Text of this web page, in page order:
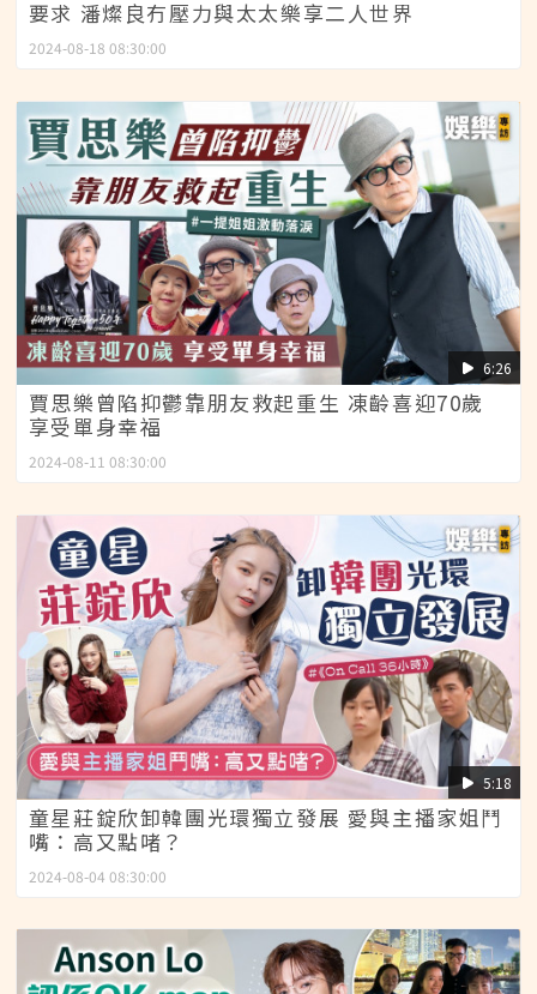
要求 潘燦良冇壓力與太太樂享二人世界
2024-08-18 08:30:00
6:26
賈思樂曾陷抑鬱靠朋友救起重生 凍齡喜迎70歲
享受單身幸福
2024-08-11 08:30:00
5:18
童星莊錠欣卸韓團光環獨立發展 愛與主播家姐鬥
嘴：高又點啫？
2024-08-04 08:30:00